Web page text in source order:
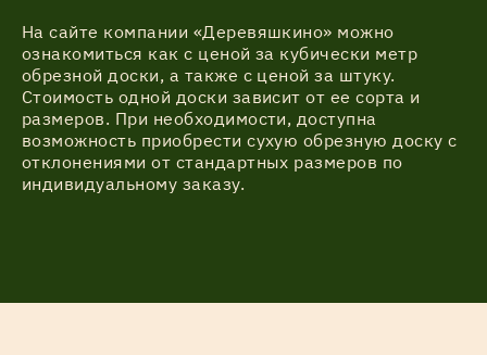
На сайте компании «Деревяшкино» можно
ознакомиться как с ценой за кубически метр
обрезной доски, а также с ценой за штуку.
Стоимость одной доски зависит от ее сорта и
размеров. При необходимости, доступна
возможность приобрести сухую обрезную доску с
отклонениями от стандартных размеров по
индивидуальному заказу.